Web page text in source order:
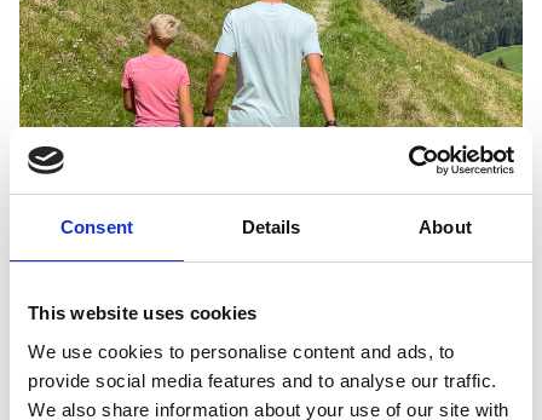
Consent Details About
This website uses cookies
We use cookies to personalise content and ads, to
provide social media features and to analyse our traffic.
We also share information about your use of our site with
Rust, vrijheid en luxe